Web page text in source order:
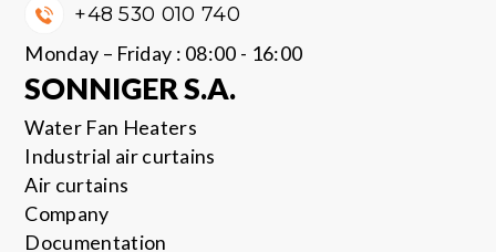
SONNIGER S.A.
Water Fan Heaters
Industrial air curtains
Air curtains
Company
Documentation
+48 530 010 740
Monday – Friday : 08:00 - 16:00